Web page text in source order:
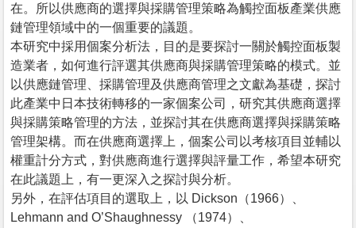
在。所以供應商的選擇與採購管理策略為觸控面板產業供應
鏈管理領域中的一個重要的議題。
本研究中採用個案分析法，目的是要探討一關於觸控面板製
造業者，如何進行評選其供應商與採購管理策略的模式。並
以供應鏈管理、採購管理及供應商管理之文獻為基礎，探討
此產業中日本技術轉移的一家個案公司，研究其供應商選擇
與採購策略管理的方法，並探討其在供應商選擇與採購策略
管理架構。而在供應商選擇上，個案公司以考核項目並輔以
權重計分方式，對供應商進行選擇與評量工作，希望本研究
在此議題上，有一更深入之探討與分析。
另外，在評估項目的選取上，以 Dickson（1966）、
Lehmann and O’Shaughnessy （1974）、